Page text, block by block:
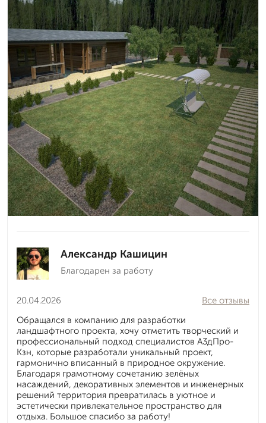
Александр Кашицин
Благодарен за работу
20.04.2026
Все отзывы
Обращался в компанию для разработки
ландшафтного проекта, хочу отметить творческий и
профессиональный подход специалистов А3дПро-
Кзн, которые разработали уникальный проект,
гармонично вписанный в природное окружение.
Благодаря грамотному сочетанию зелёных
насаждений, декоративных элементов и инженерных
решений территория превратилась в уютное и
эстетически привлекательное пространство для
отдыха. Большое спасибо за работу!